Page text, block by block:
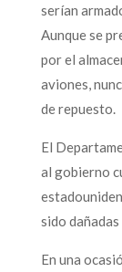
serían
Aunque se
por el
aviones,
de repuesto.
El
al gobierno
sido
En una